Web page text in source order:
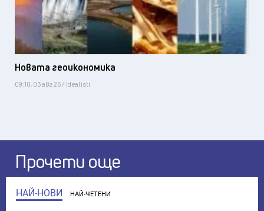
Новата геоикономика
09:10, 03 авг 26 / Idealisti
Прочети още
НАЙ-НОВИ НАЙ-ЧЕТЕНИ